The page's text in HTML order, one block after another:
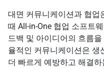
대면 커뮤니케이션과 협업
때 All-in-One 협업 소프트
드백 및 아이디어의 흐름
율적인 커뮤니케이션은 생
더 빠르게 예방하고 해결